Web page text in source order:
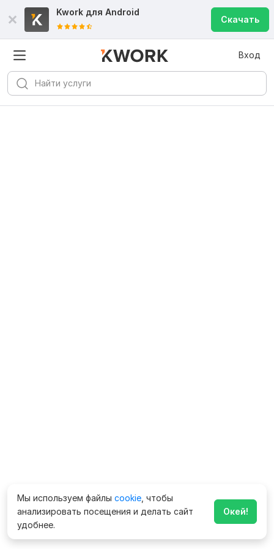
Kwork для Android
Скачать
Вход
Мы используем файлы cookie , чтобы
анализировать посещения и делать сайт
удобнее.
Окей!